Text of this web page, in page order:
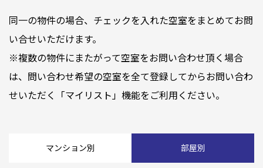
同一の物件の場合、チェックを入れた空室をまとめてお問
い合せいただけます。
※複数の物件にまたがって空室をお問い合わせ頂く場合
は、問い合わせ希望の空室を全て登録してからお問い合わ
せいただく「マイリスト」機能をご利用ください。
マンション別 部屋別